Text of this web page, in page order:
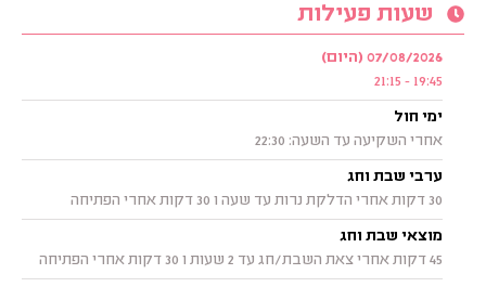
שעות פעילות
07/08/2026 (היום)
19:45 - 21:15
ימי חול
אחרי השקיעה עד השעה: 22:30
ערבי שבת וחג
30 דקות אחרי הדלקת נרות עד שעה ו 30 דקות אחרי הפתיחה
מוצאי שבת וחג
45 דקות אחרי צאת השבת/חג עד 2 שעות ו 30 דקות אחרי הפתיחה